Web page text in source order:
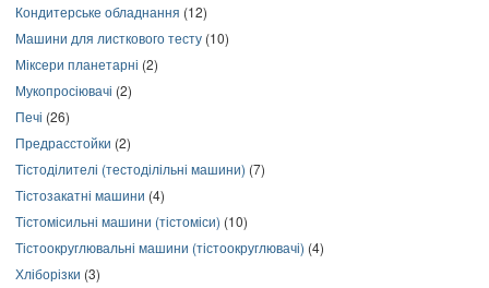
Кондитерське обладнання (12)
Машини для листкового тесту (10)
Міксери планетарні (2)
Мукопросіювачі (2)
Печі (26)
Предрасстойки (2)
Тістоділителі (тестоділільні машини) (7)
Тістозакатні машини (4)
Тістомісильні машини (тістоміси) (10)
Тістоокруглювальні машини (тістоокруглювачі) (4)
Хліборізки (3)